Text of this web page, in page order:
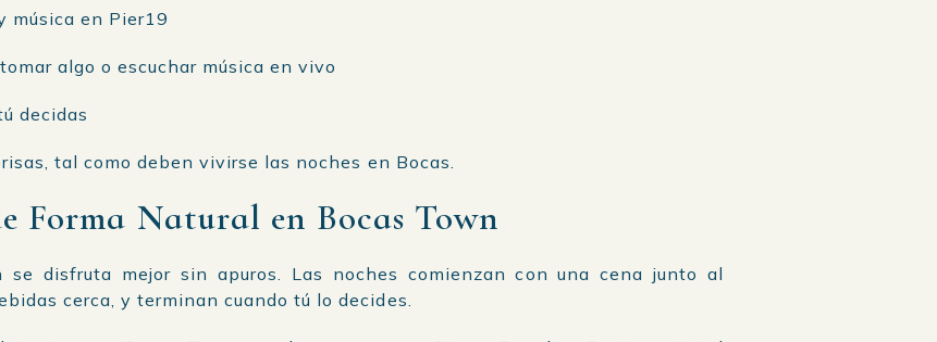
música en Pier19
algo o escuchar música en vivo
decidas
tal como deben vivirse las noches en Bocas.
Forma Natural en Bocas Town
disfruta mejor sin apuros. Las noches comienzan con una cena junto al
cerca, y terminan cuando tú lo decides.